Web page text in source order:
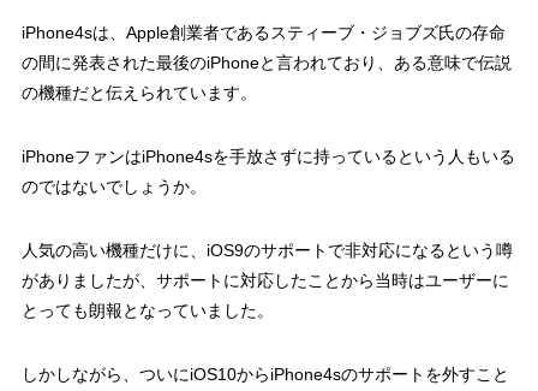
iPhone4sは、Apple創業者であるスティーブ・ジョブズ氏の存命
の間に発表された最後のiPhoneと言われており、ある意味で伝説
の機種だと伝えられています。
iPhoneファンはiPhone4sを手放さずに持っているという人もいる
のではないでしょうか。
人気の高い機種だけに、iOS9のサポートで非対応になるという噂
がありましたが、サポートに対応したことから当時はユーザーに
とっても朗報となっていました。
しかしながら、ついにiOS10からiPhone4sのサポートを外すこと